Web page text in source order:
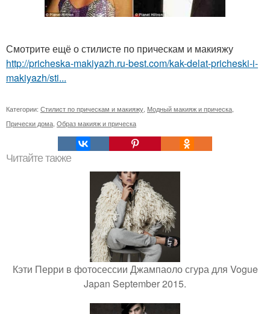
Смотрите ещё о стилисте по прическам и макияжу
http://pricheska-makiyazh.ru-best.com/kak-delat-pricheski-i-
makiyazh/sti...
Категории: Стилист по прическам и макияжу Модный макияж и прическа
Прически дома Образ макияж и прическа
Читайте также
Кэти Перри в фотосессии Джампаоло сгура для Vogue
Japan September 2015.